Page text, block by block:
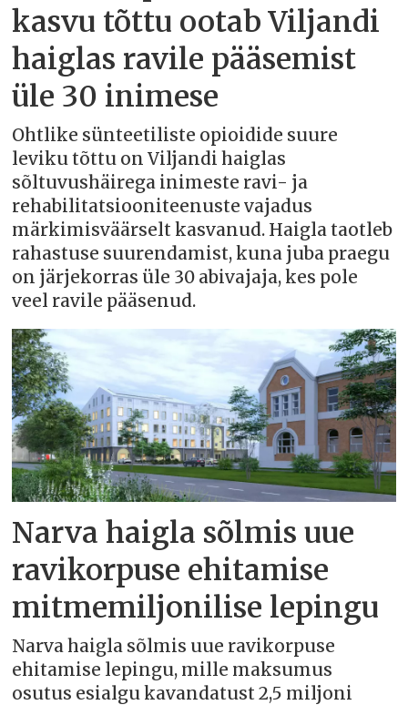
kasvu tõttu ootab Viljandi
haiglas ravile pääsemist
üle 30 inimese
Ohtlike sünteetiliste opioidide suure
leviku tõttu on Viljandi haiglas
sõltuvushäirega inimeste ravi- ja
rehabilitatsiooniteenuste vajadus
märkimisväärselt kasvanud. Haigla taotleb
rahastuse suurendamist, kuna juba praegu
on järjekorras üle 30 abivajaja, kes pole
veel ravile pääsenud.
Narva haigla sõlmis uue
ravikorpuse ehitamise
mitmemiljonilise lepingu
Narva haigla sõlmis uue ravikorpuse
ehitamise lepingu, mille maksumus
osutus esialgu kavandatust 2,5 miljoni